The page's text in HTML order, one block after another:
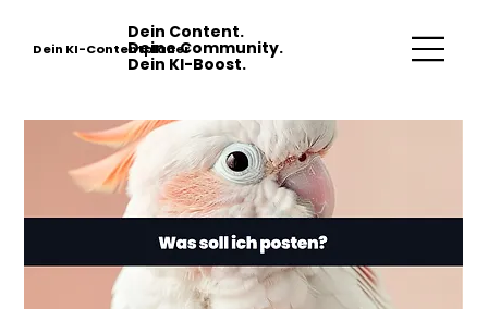
Dein Content.
Deine Community.
Dein KI-Boost.
Dein KI-Contentplaner